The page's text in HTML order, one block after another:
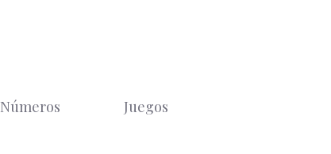
Números Juegos